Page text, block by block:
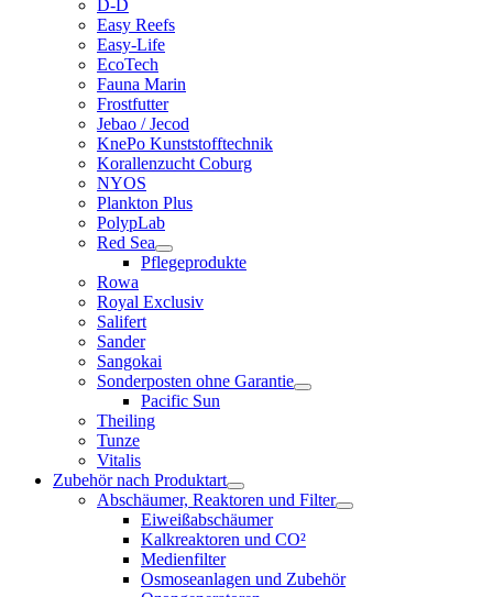
D-D
Easy Reefs
Easy-Life
EcoTech
Fauna Marin
Frostfutter
Jebao / Jecod
KnePo Kunststofftechnik
Korallenzucht Coburg
NYOS
Plankton Plus
PolypLab
Red Sea
Pflegeprodukte
Rowa
Royal Exclusiv
Salifert
Sander
Sangokai
Sonderposten ohne Garantie
Pacific Sun
Theiling
Tunze
Vitalis
Zubehör nach Produktart
Abschäumer, Reaktoren und Filter
Eiweißabschäumer
Kalkreaktoren und CO²
Medienfilter
Osmoseanlagen und Zubehör